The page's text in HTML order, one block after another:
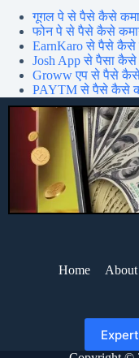
गूगल पे से पैसे कैसे
फोन पे से पैसे कैसे
EarnKaro से पैसे कैसे
Josh App से पैसा कैसे
Groww एप से पैसे
PAYTM से पैसे कैसे
Home